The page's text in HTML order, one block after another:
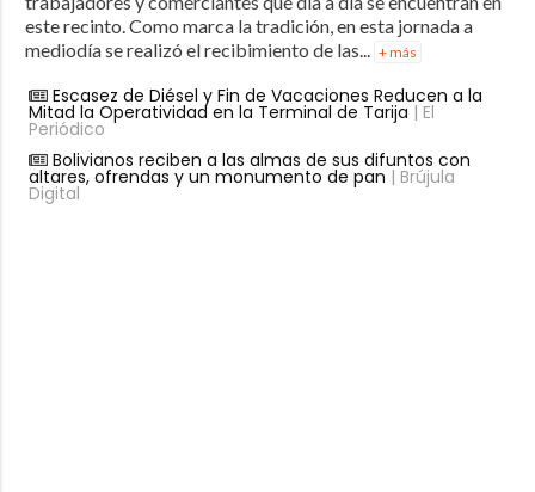
este recinto. Como marca la tradición, en esta jornada a
mediodía se realizó el recibimiento de las... + más
Escasez de Diésel y Fin de Vacaciones Reducen a la
Mitad la Operatividad en la Terminal de Tarija | El
Periódico
Bolivianos reciben a las almas de sus difuntos con
altares, ofrendas y un monumento de pan | Brújula
Digital